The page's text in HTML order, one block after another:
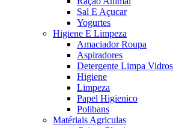
Sal E Açucar
Yogurtes
Higiene E Limpeza
Amaciador Roupa
Aspiradores
Detergente Limpa Vidros
Higiene
Limpeza
Papel Higienico
Polibans
Matériais Agriculas